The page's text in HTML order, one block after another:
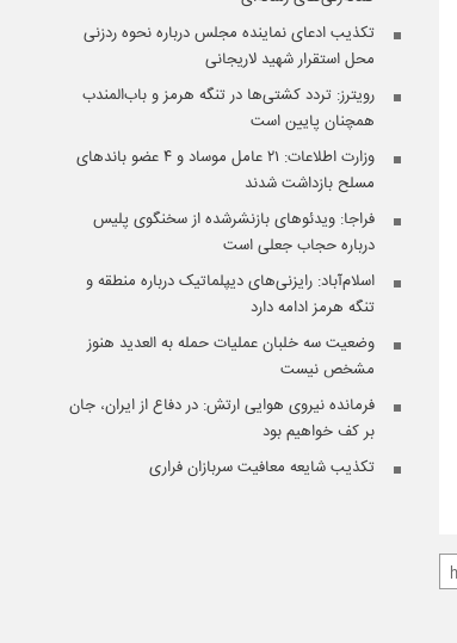
تکذیب ادعای نماینده مجلس درباره نحوه ردزنی
محل استقرار شهید لاریجانی
رویترز: تردد کشتی‌ها در تنگه هرمز و باب‌المندب
همچنان پایین است
وزارت اطلاعات: ۲۱ عامل موساد و ۴ عضو باندهای
مسلح بازداشت شدند
فراجا: ویدئوهای بازنشرشده از سخنگوی پلیس
درباره حجاب جعلی است
اسلام‌آباد: رایزنی‌های دیپلماتیک درباره منطقه و
تنگه هرمز ادامه دارد
وضعیت سه خلبان عملیات حمله به العدید هنوز
مشخص نیست
فرمانده نیروی هوایی ارتش: در دفاع از ایران، جان
بر کف خواهیم بود
تکذیب شایعه معافیت سربازان فراری